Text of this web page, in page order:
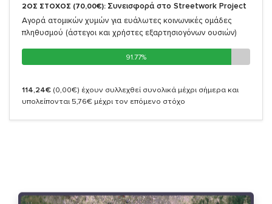
2ΟΣ ΣΤΟΧΟΣ (70,00€): Συνεισφορά στο Streetwork Project
Αγορά ατομικών χυμών για ευάλωτες κοινωνικές ομάδες
πληθυσμού (άστεγοι και χρήστες εξαρτησιογόνων ουσιών)
91.77%
91.77%
114,24€ (0,00€) έχουν συλλεχθεί συνολικά μέχρι σήμερα και
υπολείπονται 5,76€ μέχρι τον επόμενο στόχο